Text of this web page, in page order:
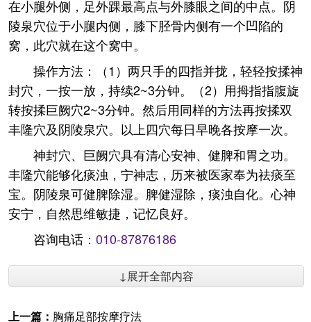
在小腿外侧，足外踝最高点与外膝眼之间的中点。阴
陵泉穴位于小腿内侧，膝下胫骨内侧有一个凹陷的
窝，此穴就在这个窝中。
操作方法：（1）两只手的四指并拢，轻轻按揉神
封穴，一按一放，持续2~3分钟。（2）用拇指指腹旋
转按揉巨阙穴2~3分钟。然后用同样的方法再按揉双
丰隆穴及阴陵泉穴。以上四穴每日早晚各按摩一次。
神封穴、巨阙穴具有清心安神、健脾和胃之功。
丰隆穴能够化痰浊，宁神志，历来被医家奉为祛痰至
宝。阴陵泉可健脾除湿。脾健湿除，痰浊自化。心神
安宁，自然思维敏捷，记忆良好。
咨询电话： 010-87876186
↓展开全部内容
上一篇： 胸痛足部按摩疗法